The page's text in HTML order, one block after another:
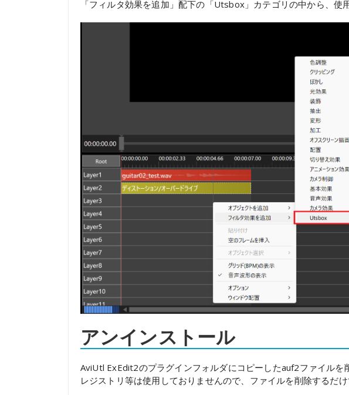
「フィルタ効果を追加」配下の「Utsbox」カテゴリの中から、使
アンインストール
AviUtl ExEdit2のプラグインフォルダにコピーしたauf2ファイルを
レジストリ等は使用しておりませんので、ファイルを削除するだ